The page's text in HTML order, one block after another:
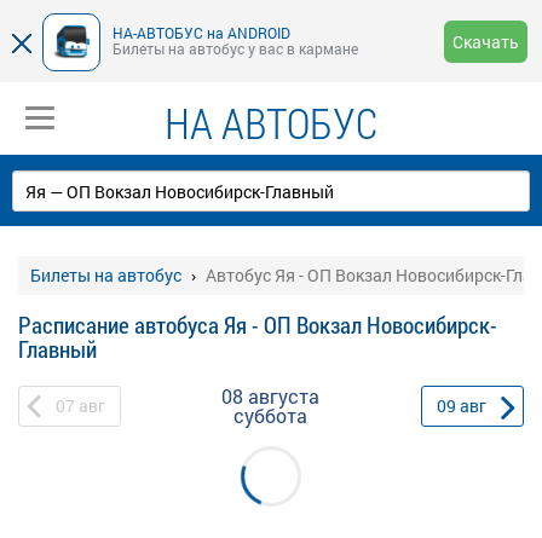
НА-АВТОБУС на ANDROID
Билеты на автобус у вас в кармане
Скачать
НА АВТОБУС
Билеты на автобус Автобус Яя - ОП Вокзал Новосибирск-
Расписание автобуса Яя - ОП Вокзал Новосибирск-
Главный
07 авг 08 августа
суббота 09 авг